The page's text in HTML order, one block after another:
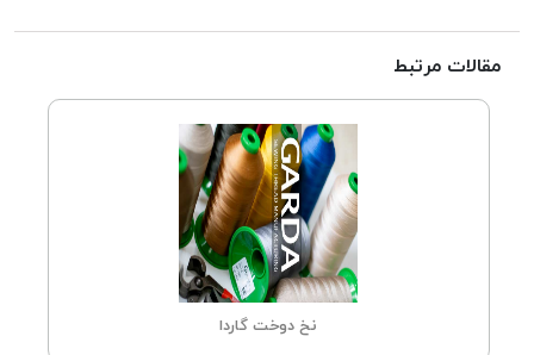
پلیسه
پی
پلاس
مقالات مرتبط
نخ دوخت گاردا